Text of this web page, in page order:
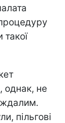
однак, не
пільгові